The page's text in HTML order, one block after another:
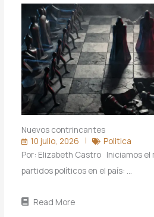
Nuevos contrincantes
10 julio, 2026
Politica
Por: Elizabeth Castro Iniciamos el
partidos políticos en el país: …
Read More